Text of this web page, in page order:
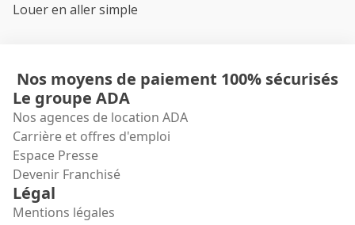
Louer en aller simple
Nos moyens de paiement 100% sécurisés
Le groupe ADA
Nos agences de location ADA
Carrière et offres d'emploi
Espace Presse
Devenir Franchisé
Légal
Mentions légales